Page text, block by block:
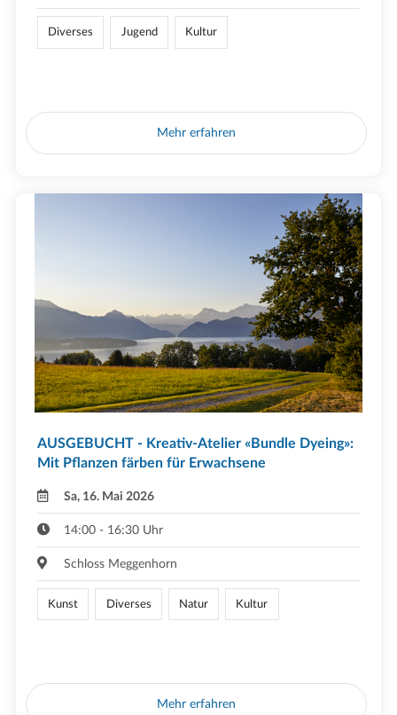
Diverses Jugend Kultur
Mehr erfahren
AUSGEBUCHT - Kreativ-Atelier «Bundle Dyeing»:
Mit Pflanzen färben für Erwachsene
Sa, 16. Mai 2026
14:00 - 16:30 Uhr
Schloss Meggenhorn
Kunst Diverses Natur Kultur
Mehr erfahren